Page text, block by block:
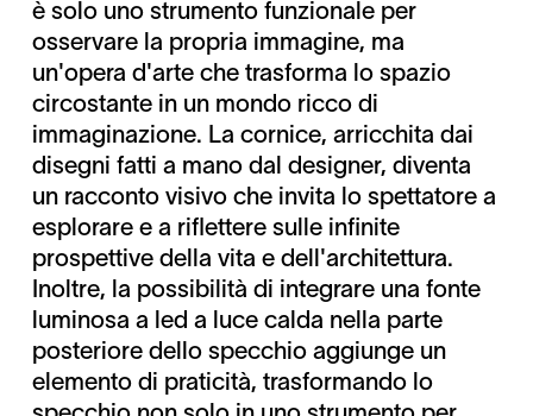
è solo uno strumento funzionale per
osservare la propria immagine, ma
un'opera d'arte che trasforma lo spazio
circostante in un mondo ricco di
immaginazione. La cornice, arricchita dai
disegni fatti a mano dal designer, diventa
un racconto visivo che invita lo spettatore a
esplorare e a riflettere sulle infinite
prospettive della vita e dell'architettura.
Inoltre, la possibilità di integrare una fonte
luminosa a led a luce calda nella parte
posteriore dello specchio aggiunge un
elemento di praticità, trasformando lo